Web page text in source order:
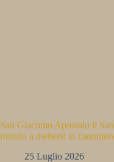
San Giacomo Apostolo il
mondo a mettersi in cammino
25 Luglio 2026